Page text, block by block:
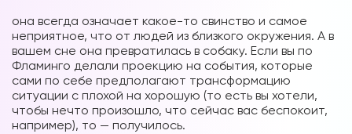
она всегда означает какое-то свинство и самое
неприятное, что от людей из близкого окружения. А в
вашем сне она превратилась в собаку. Если вы по
Фламинго делали проекцию на события, которые
сами по себе предполагают трансформацию
ситуации с плохой на хорошую (то есть вы хотели,
чтобы нечто произошло, что сейчас вас беспокоит,
например), то — получилось.